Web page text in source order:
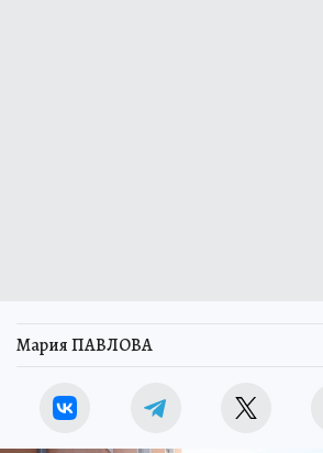
Мария ПАВЛОВА